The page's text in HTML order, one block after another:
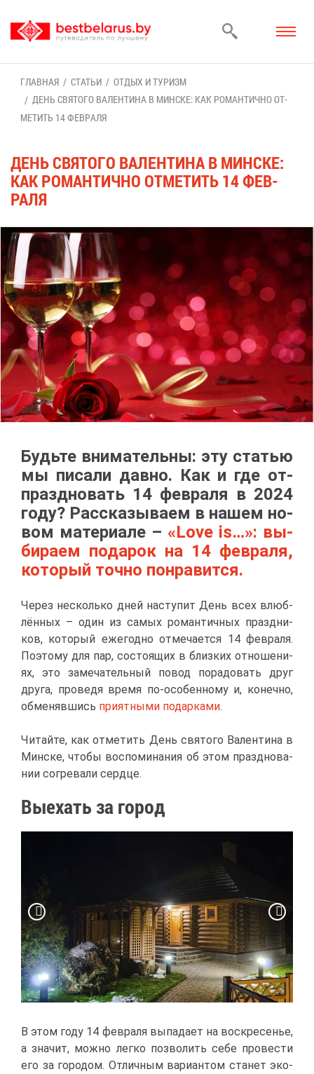
ГЛАВ­НАЯ СТА­ТЬИ
ОТ­ДЫХ И ТУ­РИЗМ
ДЕНЬ СВЯ­ТО­ГО ВА­ЛЕН­ТИ­НА В МИН­СКЕ: КАК РО­МАН­ТИЧ­НО ОТ­
МЕ­ТИТЬ 14 ФЕВ­РА­ЛЯ
ДЕНЬ СВЯ­ТО­ГО ВА­ЛЕН­ТИ­НА В МИН­СКЕ:
КАК РО­МАН­ТИЧ­НО ОТ­МЕ­ТИТЬ 14 ФЕВ­
РА­ЛЯ
Будь­те вни­ма­тель­ны: эту ста­тью
мы пи­са­ли дав­но. Как и где от­
празд­но­вать 14 фев­ра­ля в 2024
го­ду? Рас­ска­зы­ва­ем в на­шем но­
вом ма­те­ри­а­ле – «Love is…»: вы­
би­ра­ем по­да­рок на 14 фев­ра­ля,
ко­то­рый точ­но по­нра­вит­ся.
Че­рез несколь­ко дней на­сту­пит День всех влюб­
лён­ных – один из са­мых ро­ман­тич­ных празд­ни­
ков, ко­то­рый еже­год­но от­ме­ча­ет­ся 14 фев­ра­ля.
По­это­му для пар, со­сто­я­щих в близ­ких от­но­ше­ни­
ях, это за­ме­ча­тель­ный по­вод по­ра­до­вать друг
дру­га, про­ве­дя вре­мя по-осо­бен­но­му и, ко­неч­но,
об­ме­няв­шись при­ят­ны­ми по­дар­ка­ми.
Чи­тай­те, как от­ме­тить День свя­то­го Ва­лен­ти­на в
Мин­ске, что­бы вос­по­ми­на­ния об этом празд­но­ва­
нии со­гре­ва­ли серд­це.
Вы­ехать за го­род
В этом го­ду 14 фев­ра­ля вы­па­да­ет на вос­кре­се­нье,
а зна­чит, мож­но лег­ко поз­во­лить се­бе про­ве­сти
его за го­ро­дом. От­лич­ным ва­ри­ан­том ста­нет эко-